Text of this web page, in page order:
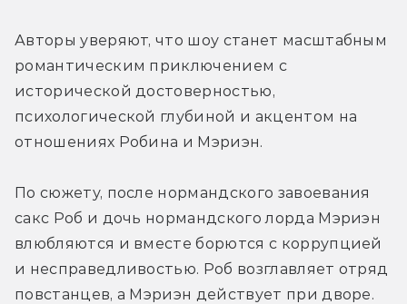
Авторы уверяют, что шоу станет масштабным
романтическим приключением с
исторической достоверностью,
психологической глубиной и акцентом на
отношениях Робина и Мэриэн.
По сюжету, после нормандского завоевания
сакс Роб и дочь нормандского лорда Мэриэн
влюбляются и вместе борются с коррупцией
и несправедливостью. Роб возглавляет отряд
повстанцев, а Мэриэн действует при дворе.